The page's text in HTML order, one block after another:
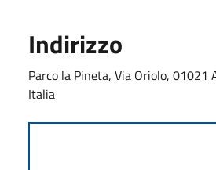
Indirizzo
Parco la Pineta, Via Oriolo, 01021
Italia